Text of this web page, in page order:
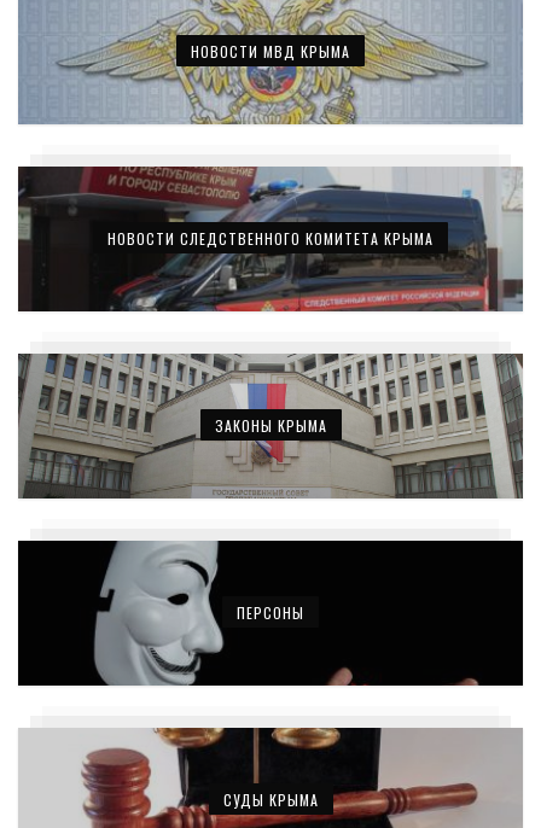
НОВОСТИ МВД КРЫМА
НОВОСТИ СЛЕДСТВЕННОГО КОМИТЕТА КРЫМА
ЗАКОНЫ КРЫМА
ПЕРСОНЫ
СУДЫ КРЫМА